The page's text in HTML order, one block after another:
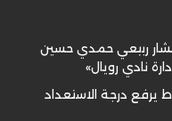
ربيعي حمدي حسين
نادي رويال»
يرفع درجة الاستعداد